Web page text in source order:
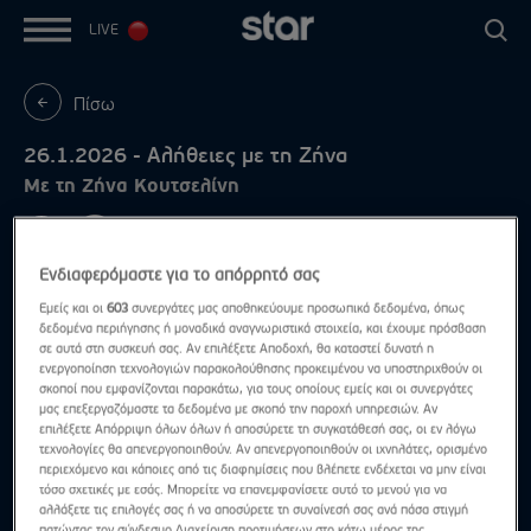
LIVE
Πίσω
26.1.2026 - Αλήθειες με τη Ζήνα
Με τη Ζήνα Κουτσελίνη
Ενδιαφερόμαστε για το απόρρητό σας
Εμείς και οι603 συνεργάτες μας αποθηκεύουμε προσωπικά δεδομένα, όπως
δεδομένα περιήγησης ή μοναδικά αναγνωριστικά στοιχεία, και έχουμε πρόσβαση
σε αυτά στη συσκευή σας. Αν επιλέξετε Αποδοχή, θα καταστεί δυνατή η
ενεργοποίηση τεχνολογιών παρακολούθησης προκειμένου να υποστηριχθούν οι
σκοποί που εμφανίζονται παρακάτω, για τους οποίους εμείς και οι συνεργάτες
μας επεξεργαζόμαστε τα δεδομένα με σκοπό την παροχή υπηρεσιών. Αν
επιλέξετε Απόρριψη όλων όλων ή αποσύρετε τη συγκατάθεσή σας, οι εν λόγω
τεχνολογίες θα απενεργοποιηθούν. Αν απενεργοποιηθούν οι ιχνηλάτες, ορισμένο
περιεχόμενο και κάποιες από τις διαφημίσεις που βλέπετε ενδέχεται να μην είναι
τόσο σχετικές με εσάς. Μπορείτε να επανεμφανίσετε αυτό το μενού για να
αλλάξετε τις επιλογές σας ή να αποσύρετε τη συναίνεσή σας ανά πάσα στιγμή